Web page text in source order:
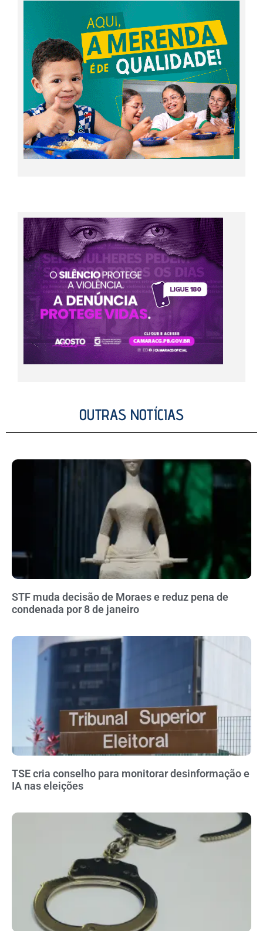
OUTRAS NOTÍCIAS
STF muda decisão de Moraes e reduz pena de
condenada por 8 de janeiro
TSE cria conselho para monitorar desinformação e
IA nas eleições